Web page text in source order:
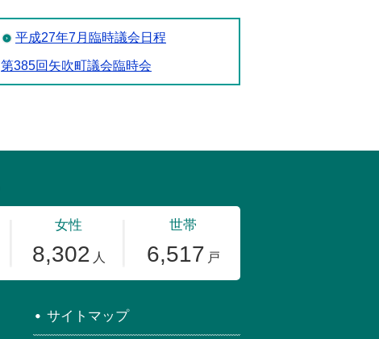
平成27年7月臨時議会日程
第385回矢吹町議会臨時会
サイトマップ